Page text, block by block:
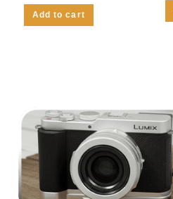
Add to cart